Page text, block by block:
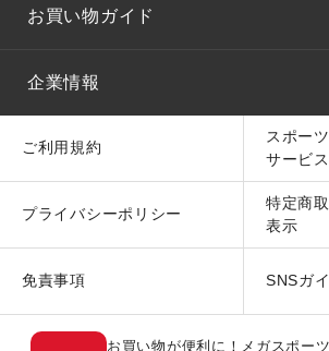
お買い物ガイド
企業情報
ご利用規約
スポー
サービ
プライバシーポリシー
特定商
表示
免責事項 SNSガ
お買い物が便利に！メガスポー